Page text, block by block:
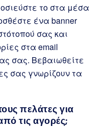
το στα μέσα
ένα banner
σας και
στα email
σας. Βεβαιωθείτε
σας γνωρίζουν τα
πελάτες για
τις αγορές;